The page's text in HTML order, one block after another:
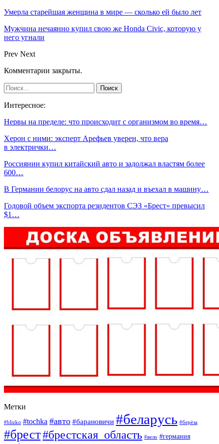
Умерла старейшая женщина в мире — сколько ей было лет
Мужчина нечаянно купил свою же Honda Civic, которую у
него угнали
Prev Next
Комментарии закрыты.
Интересное:
Нервы на пределе: что происходит с организмом во время…
Херон с ними: эксперт Арефьев уверен, что вера
в электрички…
Россиянин купил китайский авто и задолжал властям более
600…
В Германии белорус на авто сдал назад и въехал в машину…
Годовой объем экспорта резидентов СЭЗ «Брест» превысил
$1…
Метки
#blizko #tochka #авто #барановичи #беларусь #берёза
#брест#брестская_область #вело #германия